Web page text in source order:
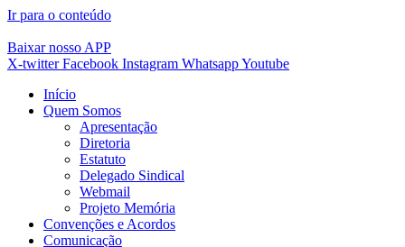
Ir para o conteúdo
Baixar nosso APP
X-twitter Facebook Instagram WhatsappYoutube
Início
Quem Somos
Apresentação
Diretoria
Estatuto
Delegado Sindical
Webmail
Projeto Memória
Convenções e Acordos
Comunicação